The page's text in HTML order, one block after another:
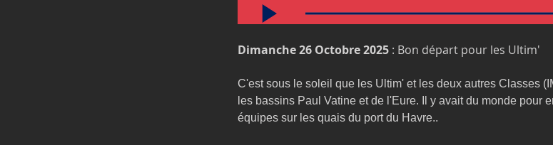
Dimanche 26 Octobre 2025 : Bon départ pour les Ultim'
C'est sous le soleil que les Ultim' et les deux autres Classes
les bassins Paul Vatine et de l'Eure. Il y avait du monde pour
équipes sur les quais du port du Havre..